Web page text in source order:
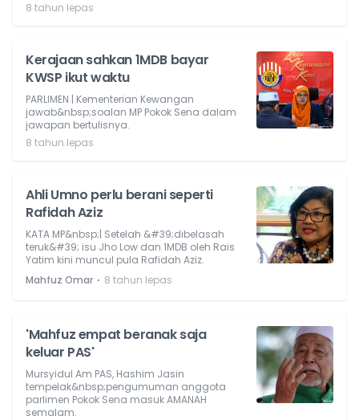
8 tahun lepas
Kerajaan sahkan 1MDB bayar
KWSP ikut waktu
PARLIMEN | Kementerian Kewangan
jawab&nbsp;soalan MP Pokok Sena dalam
jawapan bertulisnya.
8 tahun lepas
Ahli Umno perlu berani seperti
Rafidah Aziz
KATA MP&nbsp;| Setelah &#39;dibelasah
teruk&#39; isu Jho Low dan 1MDB oleh Rais
Yatim kini muncul pula Rafidah Aziz.
Mahfuz Omar ⋅ 8 tahun lepas
'Mahfuz empat beranak saja
keluar PAS'
Mursyidul Am PAS, Hashim Jasin
tempelak&nbsp;pengumuman anggota
parlimen Pokok Sena masuk AMANAH
semalam.